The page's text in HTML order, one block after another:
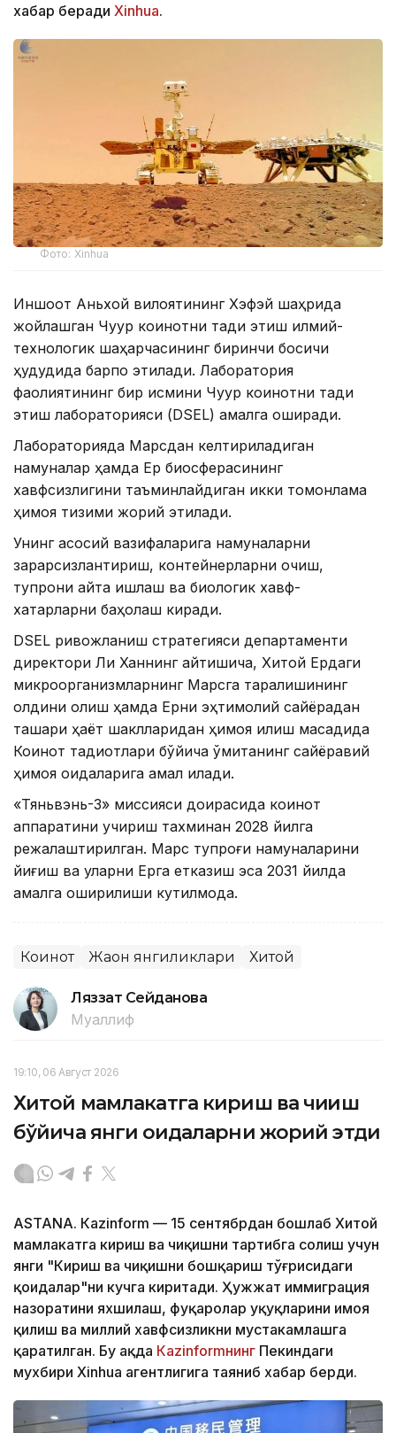
хабар беради Xinhua.
Фото: Xinhua
Иншоот Аньхой вилоятининг Хэфэй шаҳрида
жойлашган Чуқур коинотни тадқиқ этиш илмий-
технологик шаҳарчасининг биринчи босқичи
ҳудудида барпо этилади. Лаборатория
фаолиятининг бир қисмини Чуқур коинотни тадқиқ
этиш лабораторияси (DSEL) амалга оширади.
Лабораторияда Марсдан келтириладиган
намуналар ҳамда Ер биосферасининг
хавфсизлигини таъминлайдиган икки томонлама
ҳимоя тизими жорий этилади.
Унинг асосий вазифаларига намуналарни
зарарсизлантириш, контейнерларни очиш,
тупроқни қайта ишлаш ва биологик хавф-
хатарларни баҳолаш киради.
DSEL ривожланиш стратегияси департаменти
директори Ли Ханнинг айтишича, Хитой Ердаги
микроорганизмларнинг Марсга тарқалишининг
олдини олиш ҳамда Ерни эҳтимолий сайёрадан
ташқари ҳаёт шаклларидан ҳимоя қилиш мақсадида
Коинот тадқиқотлари бўйича қўмитанинг сайёравий
ҳимоя қоидаларига амал қилади.
«Тяньвэнь-3» миссияси доирасида коинот
аппаратини учириш тахминан 2028 йилга
режалаштирилган. Марс тупроғи намуналарини
йиғиш ва уларни Ерга етказиш эса 2031 йилда
амалга оширилиши кутилмоқда.
Коинот Жаҳон янгиликлари Хитой
Ляззат Сейданова
Муаллиф
19:10, 06 Август 2026
Хитой мамлакатга кириш ва чиқиш
бўйича янги қоидаларни жорий этди
ASTANА. Кazinform — 15 сентябрдан бошлаб Хитой
мамлакатга кириш ва чиқишни тартибга солиш учун
янги "Кириш ва чиқишни бошқариш тўғрисидаги
қоидалар"ни кучга киритади. Ҳужжат иммиграция
назоратини яхшилаш, фуқаролар ҳуқуқларини ҳимоя
қилиш ва миллий хавфсизликни мустаҳкамлашга
қаратилган. Бу ҳақда Кazinformнинг Пекиндаги
мухбири Xinhua агентлигига таяниб хабар берди.